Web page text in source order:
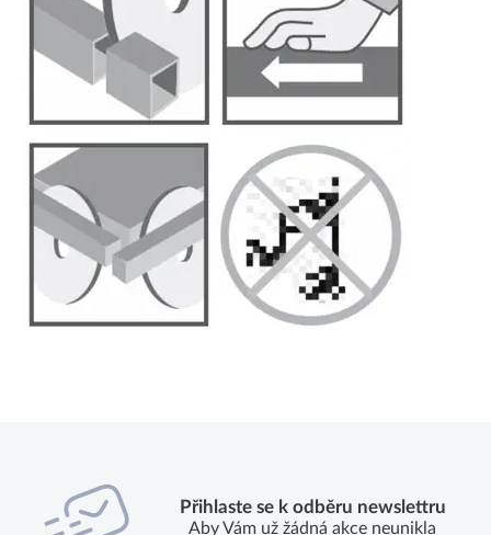
Přihlaste se k odběru newslettru
Aby Vám už žádná akce neunikla